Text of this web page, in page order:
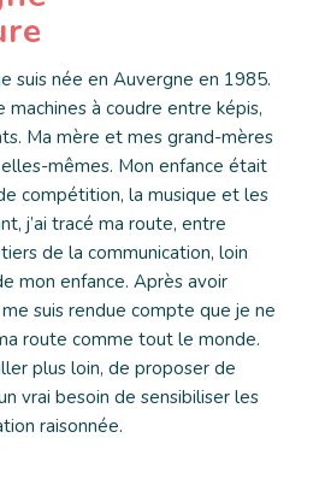
suis née en Auvergne en 1985.
machines à coudre entre képis,
Ma mère et mes grand-mères
mêmes. Mon enfance était
compétition, la musique et les
j’ai tracé ma route, entre
de la communication, loin
mon enfance. Après avoir
suis rendue compte que je ne
route comme tout le monde.
plus loin, de proposer de
vrai besoin de sensibiliser les
raisonnée.